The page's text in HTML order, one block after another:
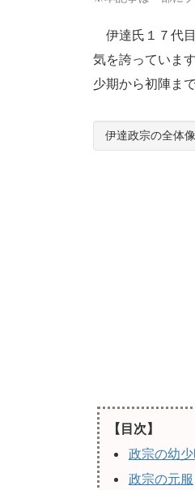
伊達氏１７代
気を誇っていま
少期から初陣ま
伊達政宗の全体
【目次】
政宗の幼少
政宗の元服